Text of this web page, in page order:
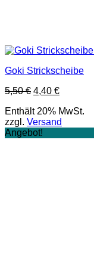
Goki Strickscheibe
5,50€ Ursprünglicher
war:
5,50 €
4,40 €Aktueller
ist:
4,40 €.
Enthält 20% MwSt.
zzgl. Versand
Angebot!